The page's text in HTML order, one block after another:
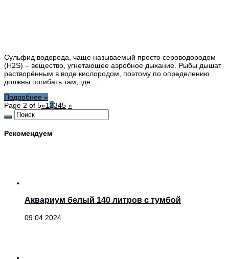
Сульфид водорода, чаще называемый просто сероводородом
(H2S) – вещество, угнетающее аэробное дыхание. Рыбы дышат
растворённым в воде кислородом, поэтому по определению
должны погибать там, где …
Подробнее »
Page 2 of 5«1 2345 »
Рекомендуем
Аквариум белый 140 литров с тумбой
09.04.2024